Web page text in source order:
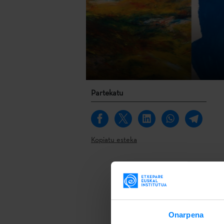
Onarpena
Partekatu
Kopiatu esteka
Bilbon,